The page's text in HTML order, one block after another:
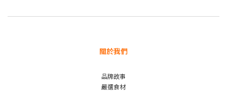
關於我們
品牌故事
嚴選食材